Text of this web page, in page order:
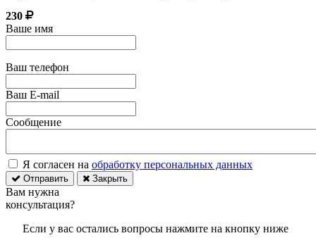
230
Ваше имя
Ваш телефон
Ваш E-mail
Сообщение
Я согласен на обработку персональных данных
Отправить Закрыть
Вам нужна
консультация?
Если у вас остались вопросы нажмите на кнопку ниже